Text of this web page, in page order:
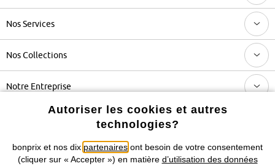
Nos Services
Nos Collections
Notre Entreprise
Retrouvez bonprix sur
Autoriser les cookies et autres
technologies?
bonprix et nos dix partenaires ont besoin de votre consentement
(cliquer sur « Accepter ») en matière d’utilisation des données